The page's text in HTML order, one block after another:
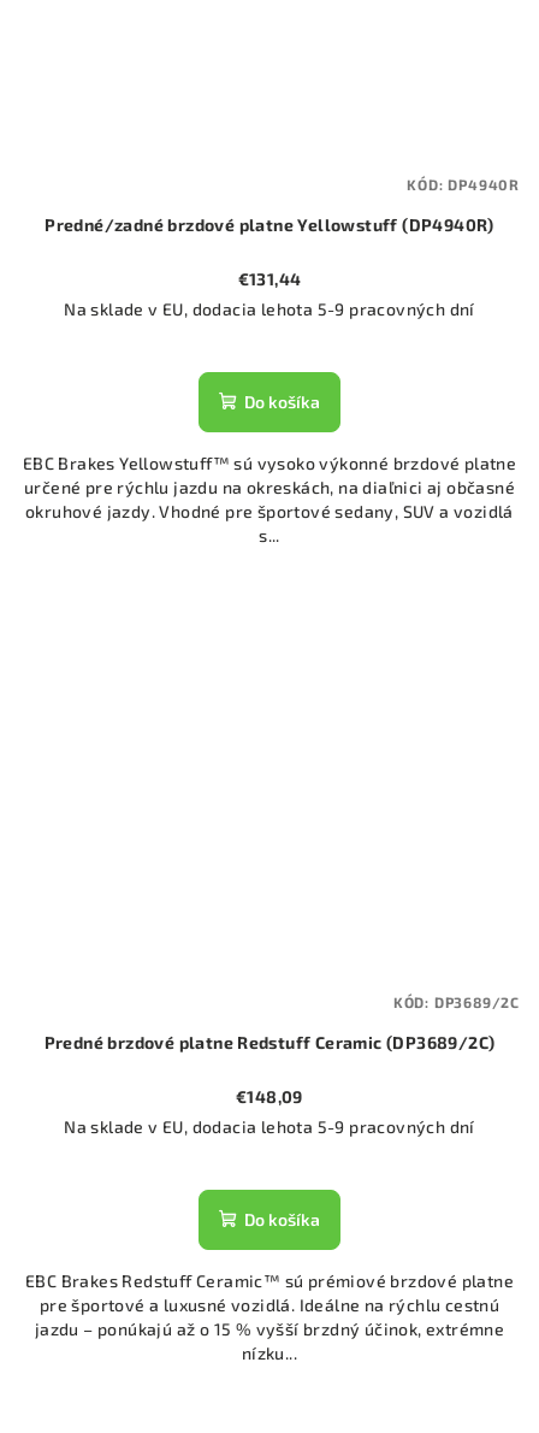
Predné/zadné brzdové platne Yellowstuff (DP4940R)
€131,44
Na sklade v EU, dodacia lehota 5-9 pracovných dní
Do košíka
EBC Brakes Yellowstuff™ sú vysoko výkonné brzdové platne
určené pre rýchlu jazdu na okreskách, na diaľnici aj občasné
okruhové jazdy. Vhodné pre športové sedany, SUV a vozidlá
s...
KÓD:DP4940R
Predné brzdové platne Redstuff Ceramic (DP3689/2C)
€148,09
Na sklade v EU, dodacia lehota 5-9 pracovných dní
Do košíka
EBC Brakes Redstuff Ceramic™ sú prémiové brzdové platne
pre športové a luxusné vozidlá. Ideálne na rýchlu cestnú
jazdu – ponúkajú až o 15 % vyšší brzdný účinok, extrémne
nízku...
KÓD: DP3689/2C